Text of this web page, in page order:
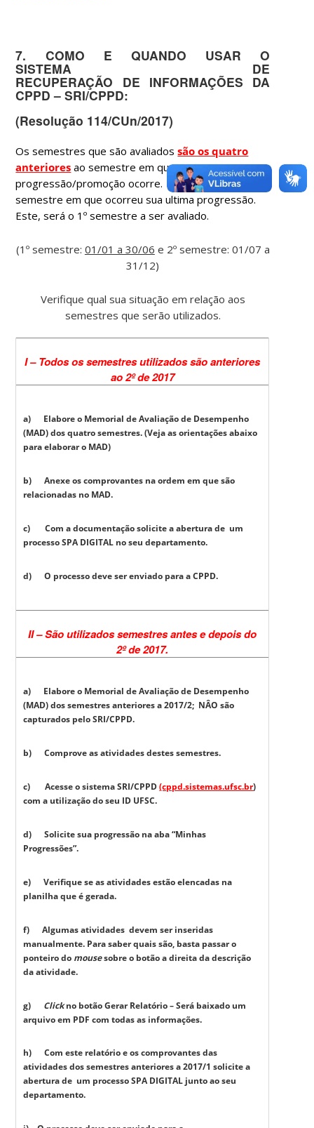
7. COMO E QUANDO USAR O
SISTEMA DE
RECUPERAÇÃO DE INFORMAÇÕES DA
CPPD – SRI/CPPD:
(Resolução 114/CUn/2017)
Os semestres que são avaliadossão os quatro
anteriores ao semestre em que sua
progressão/promoção ocorre. Considere o
semestre em que ocorreu sua ultima progressão.
Este, será o 1º semestre a ser avaliado.
(1º semestre: 01/01 a 30/06 e 2º semestre: 01/07 a
31/12)
Verifique qual sua situação em relação aos
semestres que serão utilizados.
I – Todos os semestres utilizados são anteriores
ao 2º de 2017
a) Elabore o Memorial de Avaliação de Desempenho
(MAD) dos quatro semestres. (Veja as orientações abaixo
para elaborar o MAD)
b) Anexe os comprovantes na ordem em que são
relacionadas no MAD.
c) Com a documentação solicite a abertura de um
processo SPA DIGITAL no seu departamento.
d) O processo deve ser enviado para a CPPD.
II – São utilizados semestres antes e depois do
2º de 2017.
a) Elabore o Memorial de Avaliação de Desempenho
(MAD) dos semestres anteriores a 2017/2; NÂO são
capturados pelo SRI/CPPD.
b) Comprove as atividades destes semestres.
c) Acesse o sistema SRI/CPPD(cppd.sistemas.ufsc.br)
com a utilização do seu ID UFSC.
d) Solicite sua progressão na aba “Minhas
Progressões”.
e) Verifique se as atividades estão elencadas na
planilha que é gerada.
f) Algumas atividades devem ser inseridas
manualmente. Para saber quais são, basta passar o
ponteiro do mousesobre o botão a direita da descrição
da atividade.
g) Clickno botão Gerar Relatório – Será baixado um
arquivo em PDF com todas as informações.
h) Com este relatório e os comprovantes das
atividades dos semestres anteriores a 2017/1 solicite a
abertura de um processo SPA DIGITAL junto ao seu
departamento.